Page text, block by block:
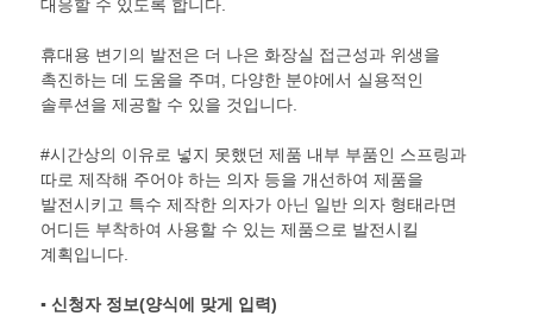
대응할 수 있도록 합니다.
휴대용 변기의 발전은 더 나은 화장실 접근성과 위생을
촉진하는 데 도움을 주며, 다양한 분야에서 실용적인
솔루션을 제공할 수 있을 것입니다.
#시간상의 이유로 넣지 못했던 제품 내부 부품인 스프링과
따로 제작해 주어야 하는 의자 등을 개선하여 제품을
발전시키고 특수 제작한 의자가 아닌 일반 의자 형태라면
어디든 부착하여 사용할 수 있는 제품으로 발전시킬
계획입니다.
▪ 신청자 정보(양식에 맞게 입력)